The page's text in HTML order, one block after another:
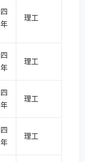
四
年
理工
四
年
理工
四
年
理工
四
年
理工